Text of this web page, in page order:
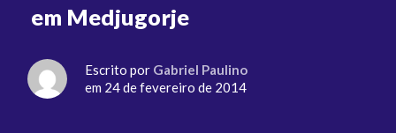
em Medjugorje
Escrito por Gabriel Paulino
em 24 de fevereiro de 2014